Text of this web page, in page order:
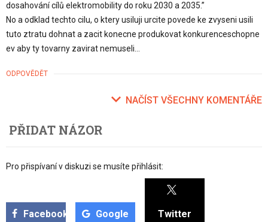
dosahování cílů elektromobility do roku 2030 a 2035.”
No a odklad techto cilu, o ktery usiluji urcite povede ke zvyseni usili
tuto ztratu dohnat a zacit konecne produkovat konkurenceschopne
ev aby ty tovarny zavirat nemuseli…
ODPOVĚDĚT
NAČÍST VŠECHNY KOMENTÁŘE
PŘIDAT NÁZOR
Pro přispívaní v diskuzi se musíte přihlásit:
Facebook Google Twitter